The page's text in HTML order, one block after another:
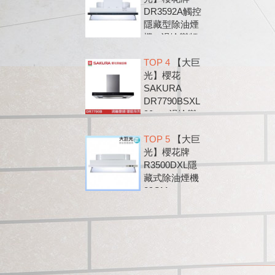
DR3592A觸控
隱藏型除油煙
機 - 渦輪變頻
TOP 4【大巨
光】櫻花
SAKURA
DR7790BSXL
90cm 渦輪變
除油煙機
DR7790B
TOP 5【大巨
光】櫻花牌
R3500DXL隱
藏式除油煙機
89CM